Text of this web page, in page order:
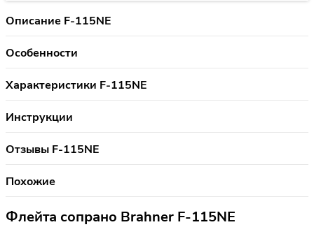
Описание F-115NE
Особенности
Характеристики F-115NE
Инструкции
Отзывы F-115NE
Похожие
Флейта сопрано Brahner F-115NE